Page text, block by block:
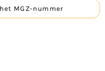
MGZ-nummer